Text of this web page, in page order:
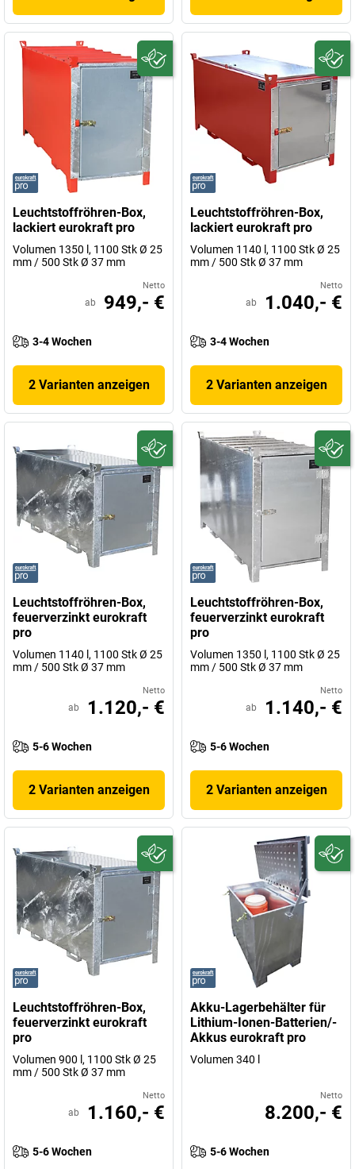
Leuchtstoffröhren-Box,
lackiert eurokraft pro
Volumen 1350 l, 1100 Stk Ø 25
mm / 500 Stk Ø 37 mm
Netto
ab 949,- €
3-4 Wochen
2 Varianten anzeigen
Leuchtstoffröhren-Box,
lackiert eurokraft pro
Volumen 1140 l, 1100 Stk Ø 25
mm / 500 Stk Ø 37 mm
Netto
ab 1.040,- €
3-4 Wochen
2 Varianten anzeigen
Leuchtstoffröhren-Box,
feuerverzinkt eurokraft
pro
Volumen 1140 l, 1100 Stk Ø 25
mm / 500 Stk Ø 37 mm
Netto
ab 1.120,- €
5-6 Wochen
2 Varianten anzeigen
Leuchtstoffröhren-Box,
feuerverzinkt eurokraft
pro
Volumen 1350 l, 1100 Stk Ø 25
mm / 500 Stk Ø 37 mm
Netto
ab 1.140,- €
5-6 Wochen
2 Varianten anzeigen
Leuchtstoffröhren-Box,
feuerverzinkt eurokraft
pro
Volumen 900 l, 1100 Stk Ø 25
mm / 500 Stk Ø 37 mm
Netto
ab 1.160,- €
5-6 Wochen
Akku-Lagerbehälter für
Lithium-Ionen-Batterien/-
Akkus eurokraft pro
Volumen 340 l
Netto
8.200,- €
5-6 Wochen